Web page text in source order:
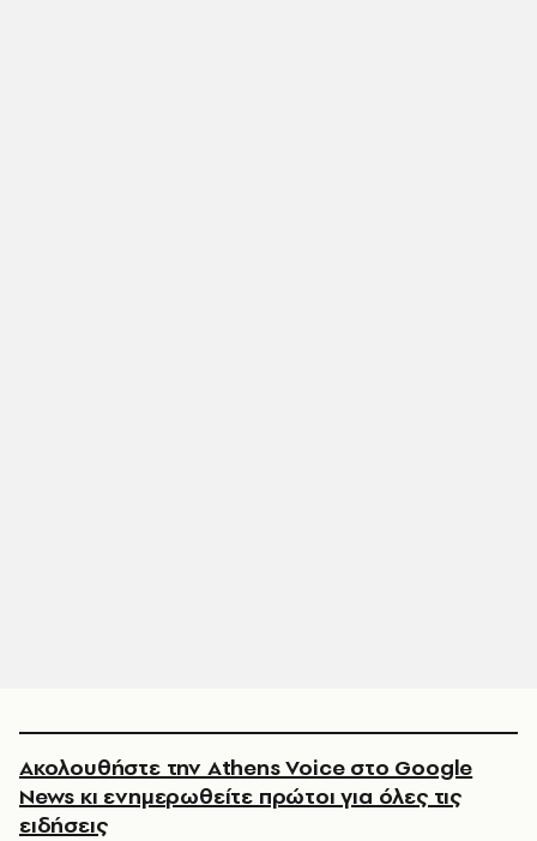
Ακολουθήστε την Athens Voice στο Google
News κι ενημερωθείτε πρώτοι για όλες τις
ειδήσεις